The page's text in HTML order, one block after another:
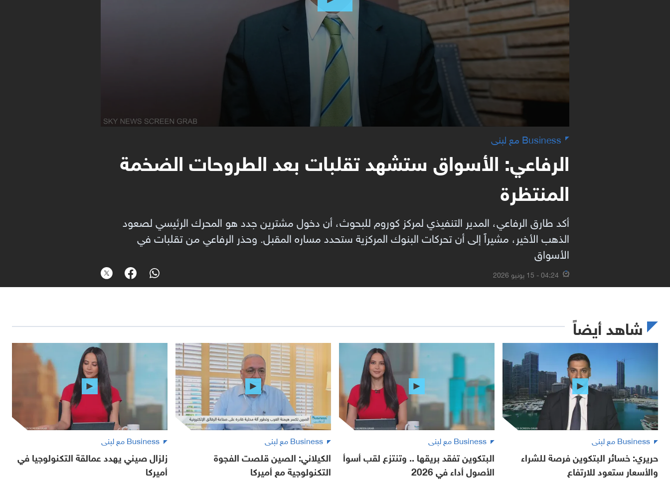
Business مع لبنى
الرفاعي: الأسواق ستشهد تقلبات بعد الطروحات الضخمة
المنتظرة
أكد طارق الرفاعي، المدير التنفيذي لمركز كوروم للبحوث، أن دخول مشترين جدد هو المحرك الرئيسي لصعود
الذهب الأخير، مشيراً إلى أن تحركات البنوك المركزية ستحدد مساره المقبل. وحذر الرفاعي من تقلبات في
الأسواق
04:24 - 15 يونيو 2026
شاهد أيضاً
Business مع لبنى
حريري: خسائر البتكوين فرصة للشراء
والأسعار ستعود للارتفاع
Business مع لبنى
البتكوين تفقد بريقها .. وتنتزع لقب أسوأ
الأصول أداء في 2026
Business مع لبنى
الكيلاني: الصين قلصت الفجوة
التكنولوجية مع أميركا
Business مع لبنى
زلزال صيني يهدد عمالقة التكنولوجيا في
أميركا